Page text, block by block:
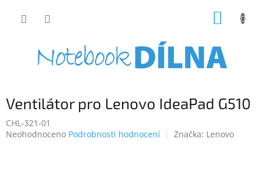
Ventilátor pro Lenovo IdeaPad G510
CHL-321-01
Průměrné
Neohodnoceno Podrobnosti hodnocení Značka: Lenovo